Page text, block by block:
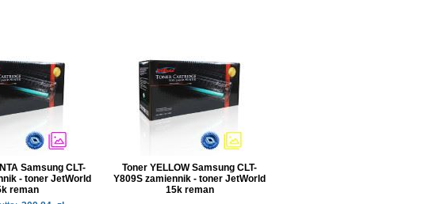
Samsung CLT-
- toner JetWorld
reman
Toner YELLOW Samsung CLT-
Y809S zamiennik - toner JetWorld
15k reman